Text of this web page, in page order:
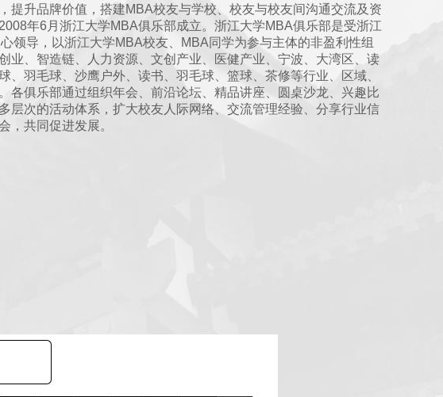
提升品牌价值，搭建MBA校友与学校、校友与校友间沟通交流及资
年6月浙江大学MBA俱乐部成立。浙江大学MBA俱乐部是受浙江
领导，以浙江大学MBA校友、MBA同学为参与主体的非盈利性组
业、智造链、人力资源、文创产业、医健产业、宁波、大湾区、读
、羽毛球、沙鹰户外、读书、羽毛球、篮球、茶修等行业、区域、
各俱乐部通过组织年会、前沿论坛、精品讲座、圆桌沙龙、兴趣比
层次的活动体系，扩大校友人际网络、交流管理经验、分享行业信
，共同促进发展。